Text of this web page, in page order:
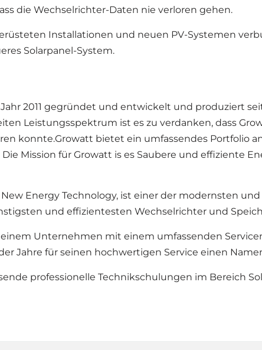
die Wechselrichter-Daten nie verloren gehen.
Installationen und neuen PV-Systemen
Solarpanel-System.
2011 gegründet und entwickelt und produziert
Leistungsspektrum ist es zu verdanken, dass
konnte.Growatt bietet ein umfassendes Portfolio
Mission für Growatt is es Saubere und effiziente
Energy Technology, ist einer der modernsten
und effizientesten Wechselrichter und
Unternehmen mit einem umfassenden
Jahre für seinen hochwertigen Service einen
professionelle Technikschulungen im Bereich